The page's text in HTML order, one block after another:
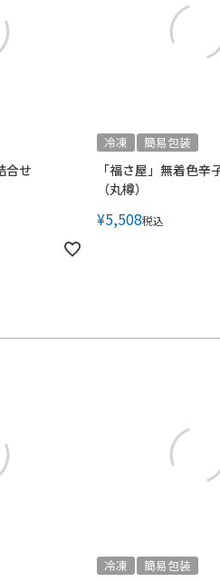
合せ
冷凍 簡易包装
「福さ屋」無着色辛
（丸樽）
¥5,508税込
冷凍 簡易包装